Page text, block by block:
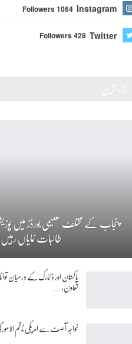
Instagram
Followers 1064
Twitter
Followers 428
پنجاب کے مختلف تعلیمی بورڈز میں
طالبات نمایاں رہیں
پاکستان اور ڈنمارک کے درمیان
تعاون،…
خواجہ آصف سے امریکی ناظم الامور